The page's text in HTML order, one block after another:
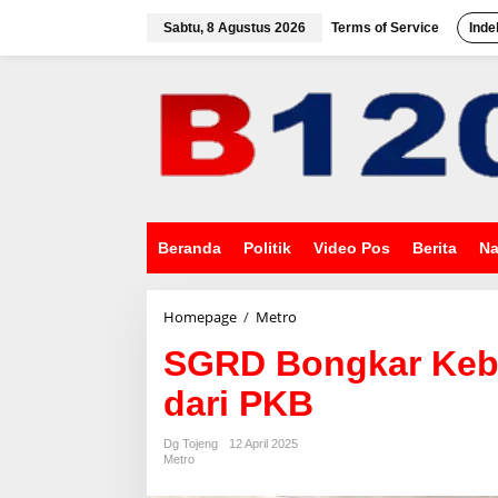
Sabtu, 8 Agustus 2026 Terms of Service
Beranda Politik Video Pos Berita
Homepage / Metro
R
D
B
o
SGRD Bongkar
dari PKB
Dg Tojeng
12 April 2025
Metro